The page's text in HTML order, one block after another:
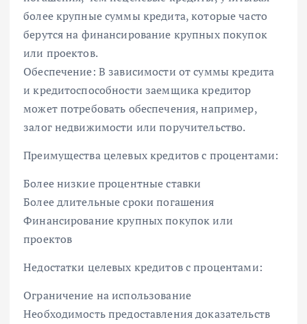
более крупные суммы кредита, которые часто
берутся на финансирование крупных покупок
или проектов.
Обеспечение: В зависимости от суммы кредита
и кредитоспособности заемщика кредитор
может потребовать обеспечения, например,
залог недвижимости или поручительство.
Преимущества целевых кредитов с процентами:
Более низкие процентные ставки
Более длительные сроки погашения
Финансирование крупных покупок или
проектов
Недостатки целевых кредитов с процентами:
Ограничение на использование
Необходимость предоставления доказательств